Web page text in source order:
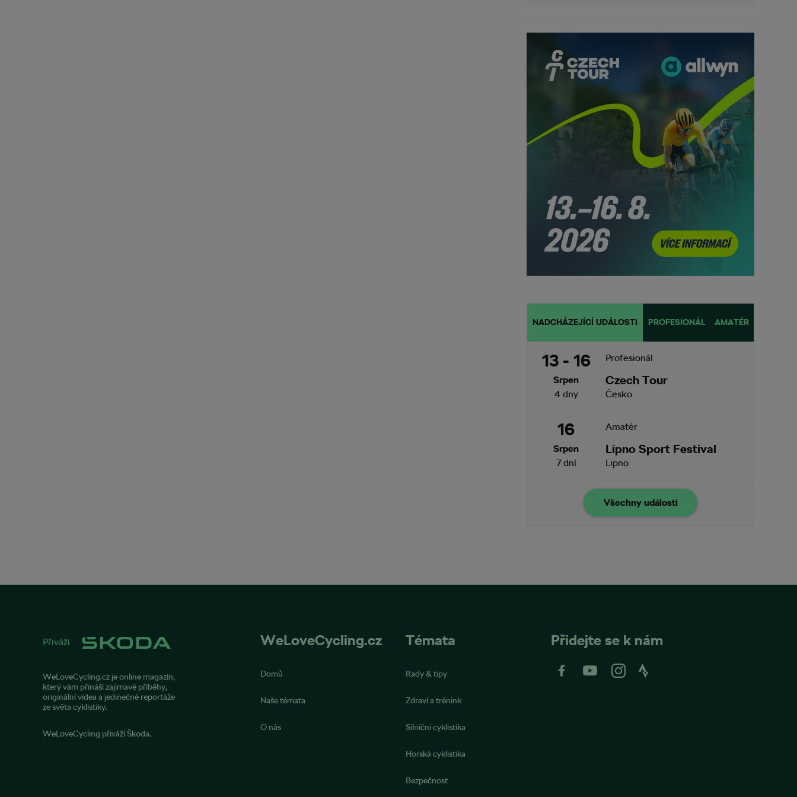
NADCHÁZEJÍCÍ UDÁLOSTI PROFESIONÁL AMATÉR
13 - 16
Srpen
4 dny
Profesionál
Czech Tour
Česko
16
Srpen
7 dní
Amatér
Lipno Sport Festival
Lipno
Všechny události
Přiváží
WeLoveCycling.cz je online magazín,
který vám přináší zajímavé příběhy,
originální videa a jedinečné reportáže
ze světa cyklistiky.
WeLoveCycling přiváží Škoda.
WeLoveCycling.cz
Domů
Naše témata
O nás
Témata
Rady & tipy
Zdraví a trénink
Silniční cyklistika
Horská cyklistika
Bezpečnost
Přidejte se k nám